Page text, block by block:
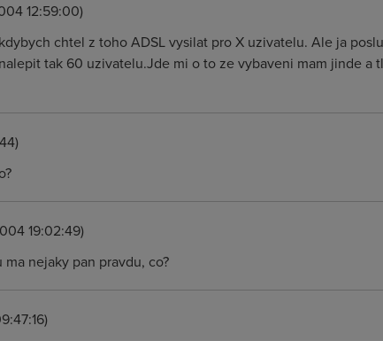
12:59:00)
chtel z toho ADSL vysilat pro X uzivatelu. Ale ja
tak 60 uzivatelu.Jde mi o to ze vybaveni mam jinde
19:02:49)
nejaky pan pravdu, co?